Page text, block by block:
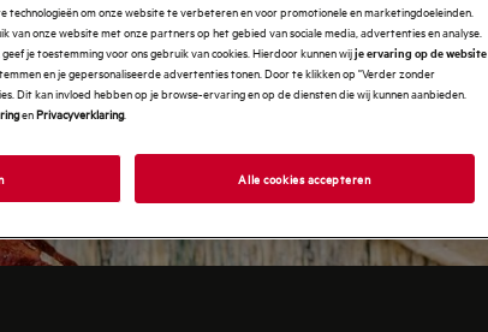
technologieën om onze website te verbeteren en voor promotionele en marketingdoeleinden.
van onze website met onze partners op het gebied van sociale media, advertenties en analyse.
je toestemming voor ons gebruik van cookies. Hierdoor kunnen wijje ervaring op de website
en je gepersonaliseerde advertenties tonen. Door te klikken op "Verder zonder
Dit kan invloed hebben op je browse-ervaring en op de diensten die wij kunnen aanbieden.
enPrivacyverklaring.
Alle cookies accepteren